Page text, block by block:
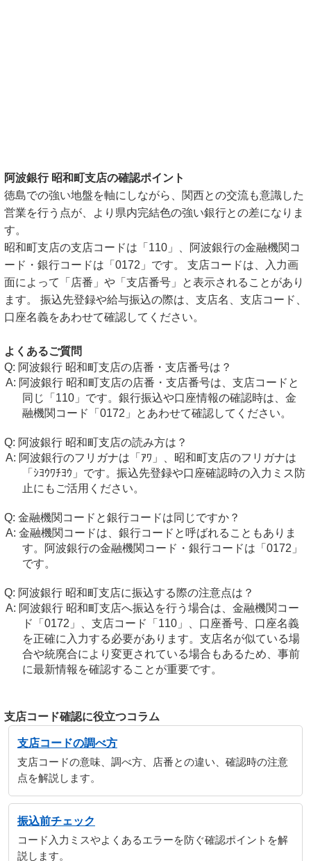
阿波銀行 昭和町支店の確認ポイント
徳島での強い地盤を軸にしながら、関西との交流も意識した
営業を行う点が、より県内完結色の強い銀行との差になりま
す。
昭和町支店の支店コードは「110」、阿波銀行の金融機関コ
ード・銀行コードは「0172」です。 支店コードは、入力画
面によって「店番」や「支店番号」と表示されることがあり
ます。 振込先登録や給与振込の際は、支店名、支店コード、
口座名義をあわせて確認してください。
よくあるご質問
阿波銀行 昭和町支店の店番・支店番号は？
阿波銀行 昭和町支店の店番・支店番号は、支店コードと
同じ「110」です。銀行振込や口座情報の確認時は、金
融機関コード「0172」とあわせて確認してください。
阿波銀行 昭和町支店の読み方は？
阿波銀行のフリガナは「ｱﾜ」、昭和町支店のフリガナは
「ｼﾖｳﾜﾁﾖｳ」です。振込先登録や口座確認時の入力ミス防
止にもご活用ください。
金融機関コードと銀行コードは同じですか？
金融機関コードは、銀行コードと呼ばれることもありま
す。阿波銀行の金融機関コード・銀行コードは「0172」
です。
阿波銀行 昭和町支店に振込する際の注意点は？
阿波銀行 昭和町支店へ振込を行う場合は、金融機関コー
ド「0172」、支店コード「110」、口座番号、口座名義
を正確に入力する必要があります。支店名が似ている場
合や統廃合により変更されている場合もあるため、事前
に最新情報を確認することが重要です。
支店コード確認に役立つコラム
支店コードの調べ方
支店コードの意味、調べ方、店番との違い、確認時の注意
点を解説します。
振込前チェック
コード入力ミスやよくあるエラーを防ぐ確認ポイントを解
説します。